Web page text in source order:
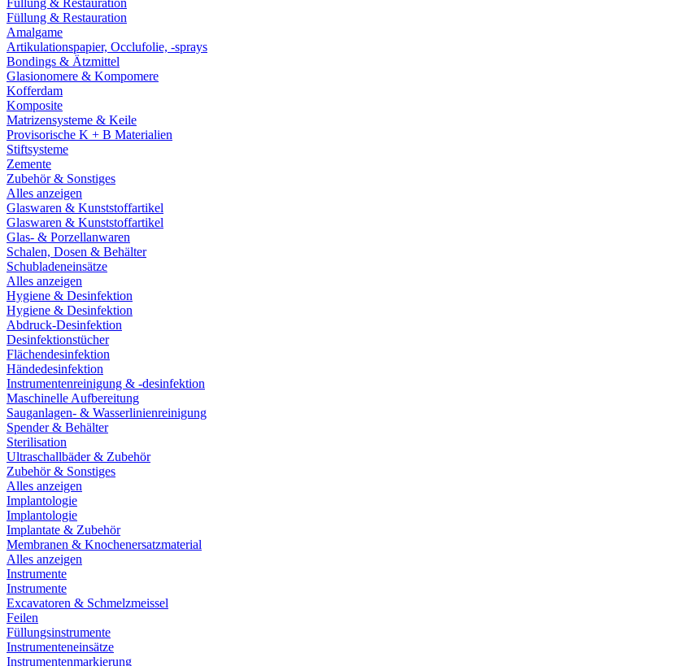
Füllung & Restauration
Füllung & Restauration
Amalgame
Artikulationspapier, Occlufolie, -sprays
Bondings & Ätzmittel
Glasionomere & Kompomere
Kofferdam
Komposite
Matrizensysteme & Keile
Provisorische K + B Materialien
Stiftsysteme
Zemente
Zubehör & Sonstiges
Alles anzeigen
Glaswaren & Kunststoffartikel
Glaswaren & Kunststoffartikel
Glas- & Porzellanwaren
Schalen, Dosen & Behälter
Schubladeneinsätze
Alles anzeigen
Hygiene & Desinfektion
Hygiene & Desinfektion
Abdruck-Desinfektion
Desinfektionstücher
Flächendesinfektion
Händedesinfektion
Instrumentenreinigung & -desinfektion
Maschinelle Aufbereitung
Sauganlagen- & Wasserlinienreinigung
Spender & Behälter
Sterilisation
Ultraschallbäder & Zubehör
Zubehör & Sonstiges
Alles anzeigen
Implantologie
Implantologie
Implantate & Zubehör
Membranen & Knochenersatzmaterial
Alles anzeigen
Instrumente
Instrumente
Excavatoren & Schmelzmeissel
Feilen
Füllungsinstrumente
Instrumenteneinsätze
Instrumentenmarkierung